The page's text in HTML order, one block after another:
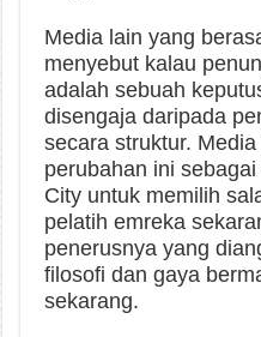
Media lain yang
menyebut kalau
adalah sebuah
disengaja daripada
secara struktur.
perubahan ini
City untuk memilih
pelatih emreka
penerusnya yang
filosofi dan gaya
sekarang.